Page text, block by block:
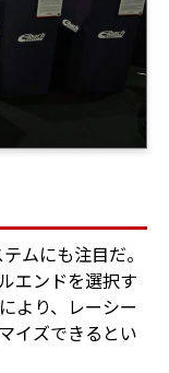
ムにも注目だ。
エンドを選択す
より、レーシー
イズできるとい